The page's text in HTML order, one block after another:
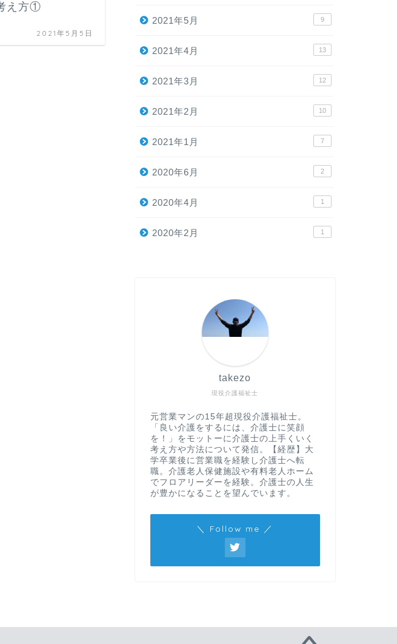
え方①
2021年5月5日
2021年5月 9
2021年4月 13
2021年3月 12
2021年2月 10
2021年1月 7
2020年6月 2
2020年4月 1
2020年2月 1
現役介護福祉士
takezo
元営業マンの15年超現役介護福祉士。
「良い介護をするには、介護士に笑顔
を！」をモットーに介護士の上手くいく
考え方や方法について発信。【経歴】大
学卒業後に営業職を経験し介護士へ転
職。介護老人保健施設や有料老人ホーム
でフロアリーダーを経験。介護士の人生
が豊かになることを望んでいます。
＼ Follow me ／